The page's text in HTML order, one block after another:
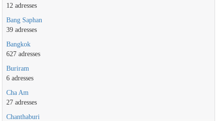
12 adresses
Bang Saphan
39 adresses
Bangkok
627 adresses
Buriram
6 adresses
Cha Am
27 adresses
Chanthaburi